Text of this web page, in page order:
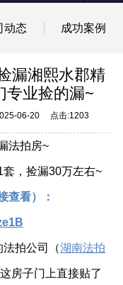
动态 成功案例
漏湘熙水郡精
专业捡的漏~
06-20 点击:1203
法拍房~
，捡漏30万左右~
查看）：
拍公司（湖南法拍
房子门上直接贴了